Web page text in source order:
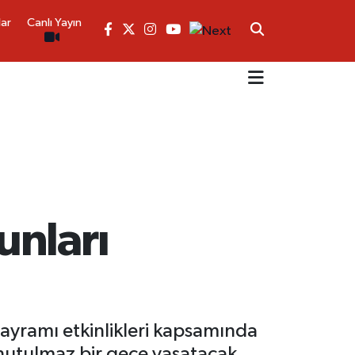
Canlı Yayın
etkinlikleri kapsamında